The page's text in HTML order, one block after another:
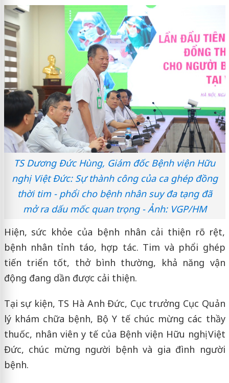
TS Dương Đức Hùng, Giám đốc Bệnh viện Hữu
nghị Việt Đức: Sự thành công của ca ghép đồng
thời tim - phổi cho bệnh nhân suy đa tạng đã
mở ra dấu mốc quan trọng - Ảnh: VGP/HM
Hiện, sức khỏe của bệnh nhân cải thiện rõ rệt,
bệnh nhân tỉnh táo, hợp tác. Tim và phổi ghép
tiến triển tốt, thở bình thường, khả năng vận
động đang dần được cải thiện.
Tại sự kiện, TS Hà Anh Đức, Cục trưởng Cục Quản
lý khám chữa bệnh, Bộ Y tế chúc mừng các thầy
thuốc, nhân viên y tế của Bệnh viện Hữu nghị Việt
Đức, chúc mừng người bệnh và gia đình người
bệnh.